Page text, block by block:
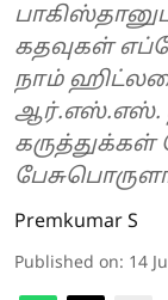
கதவுகள்
நாம்
ஆர்.எஸ்.எஸ்.
Premkumar S
Published on: 14